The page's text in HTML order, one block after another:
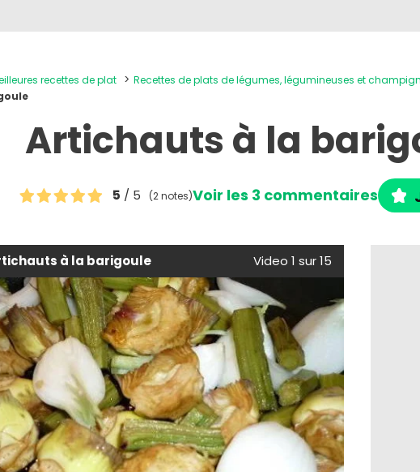
recettes de plat
Recettes de plats de légumes, légumineuses et
Artichauts à la
5 / 5 (2 notes)Voir les 3 commentaires
à la barigoule Video 1 sur 15